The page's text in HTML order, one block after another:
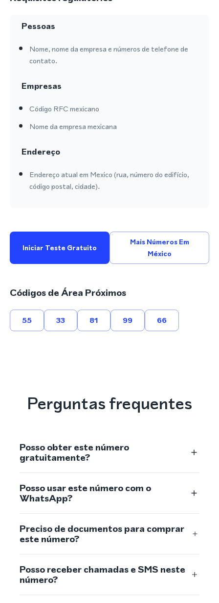
Pessoas
Nome, nome da empresa e números de telefone de
contato.
Empresas
Código RFC mexicano
Nome da empresa mexicana
Endereço
Endereço atual em Mexico (rua, número do edifício,
código postal, cidade).
Iniciar Teste Gratuito
Mais Números Em
México
Códigos de Área Próximos
55 33 81 99 66
Perguntas frequentes
Posso obter este número
gratuitamente?
Posso usar este número com o
WhatsApp?
Preciso de documentos para comprar
este número?
Posso receber chamadas e SMS neste
número?